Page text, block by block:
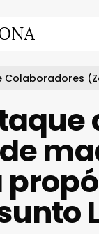
Colaboradores